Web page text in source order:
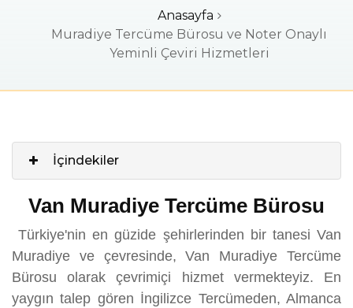
Anasayfa
Muradiye Tercüme Bürosu ve Noter Onaylı
Yeminli Çeviri Hizmetleri
İçindekiler
Van Muradiye Tercüme Bürosu
Türkiye'nin en güzide şehirlerinden bir tanesi Van
Muradiye ve çevresinde, Van Muradiye Tercüme
Bürosu olarak çevrimiçi hizmet vermekteyiz. En
yaygın talep gören İngilizce Tercümeden, Almanca